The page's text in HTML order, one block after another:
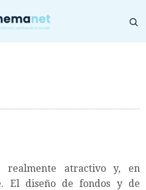
atractivo y, en
El diseño de fondos y de